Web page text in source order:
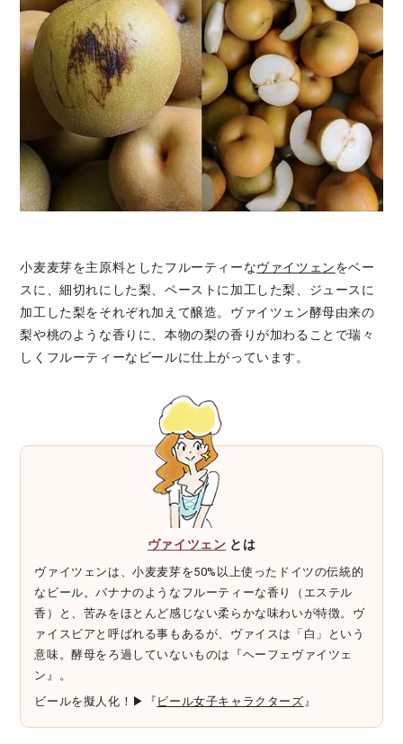
小麦麦芽を主原料としたフルーティーなヴァイツェンをベー
スに、細切れにした梨、ペーストに加工した梨、ジュースに
加工した梨をそれぞれ加えて醸造。ヴァイツェン酵母由来の
梨や桃のような香りに、本物の梨の香りが加わることで瑞々
しくフルーティーなビールに仕上がっています。
ヴァイツェン とは
ヴァイツェンは、小麦麦芽を50%以上使ったドイツの伝統的
なビール。バナナのようなフルーティーな香り（エステル
香）と、苦みをほとんど感じない柔らかな味わいが特徴。ヴ
ァイスビアと呼ばれる事もあるが、ヴァイスは「白」という
意味。酵母をろ過していないものは『ヘーフェヴァイツェ
ン』。
ビールを擬人化！▶『 ビール女子キャラクターズ』